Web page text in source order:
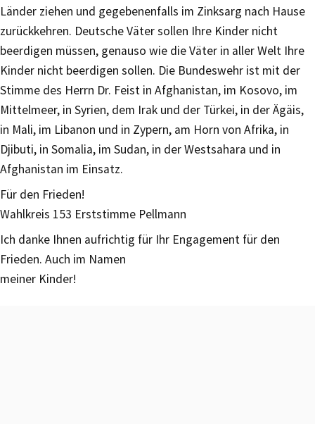
Länder ziehen und gegebenenfalls im Zinksarg nach Hause
zurückkehren. Deutsche Väter sollen Ihre Kinder nicht
beerdigen müssen, genauso wie die Väter in aller Welt Ihre
Kinder nicht beerdigen sollen. Die Bundeswehr ist mit der
Stimme des Herrn Dr. Feist in Afghanistan, im Kosovo, im
Mittelmeer, in Syrien, dem Irak und der Türkei, in der Ägäis,
in Mali, im Libanon und in Zypern, am Horn von Afrika, in
Djibuti, in Somalia, im Sudan, in der Westsahara und in
Afghanistan im Einsatz.
Für den Frieden!
Wahlkreis 153 Erststimme Pellmann
Ich danke Ihnen aufrichtig für Ihr Engagement für den
Frieden. Auch im Namen
meiner Kinder!